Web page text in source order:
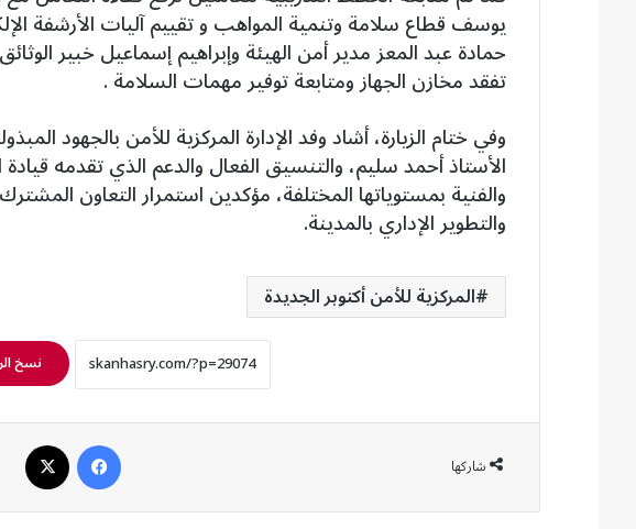
يوسف قطاع سلامة وتنمية المواهب و تقييم آليات الأرشفة
حمادة عبد المعز مدير أمن الهيئة وإبراهيم إسماعيل خبير
تفقد مخازن الجهاز ومتابعة توفير مهمات السلامة .
وفي ختام الزيارة، أشاد وفد الإدارة المركزية للأمن بالجهود
الأستاذ أحمد سليم، والتنسيق الفعال والدعم الذي تقدمه
والفنية بمستوياتها المختلفة، مؤكدين استمرار التعاون
والتطوير الإداري بالمدينة.
المركزية للأمن أكتوبر الجديدة
نسخ
شاركها